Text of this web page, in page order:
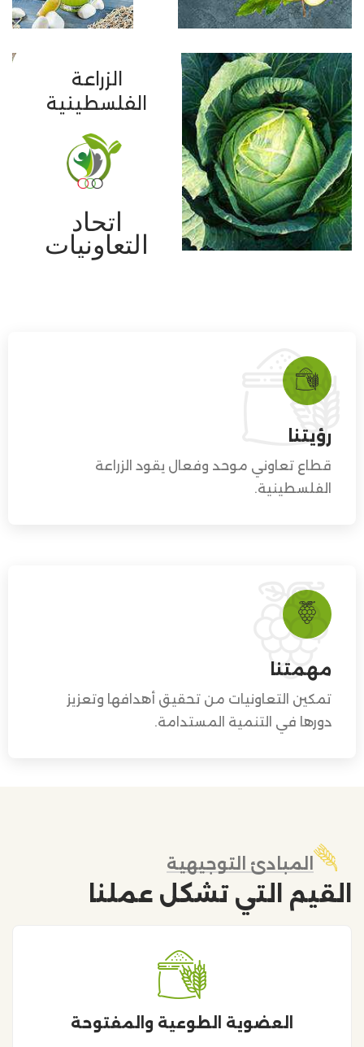
الزراعة
الفلسطينية
اتحاد
التعاونيات
رؤيتنا
قطاع تعاوني موحد وفعال يقود الزراعة
الفلسطينية.
مهمتنا
تمكين التعاونيات من تحقيق أهدافها وتعزيز
دورها في التنمية المستدامة.
المبادئ التوجيهية
القيم التي تشكل عملنا
العضوية الطوعية والمفتوحة